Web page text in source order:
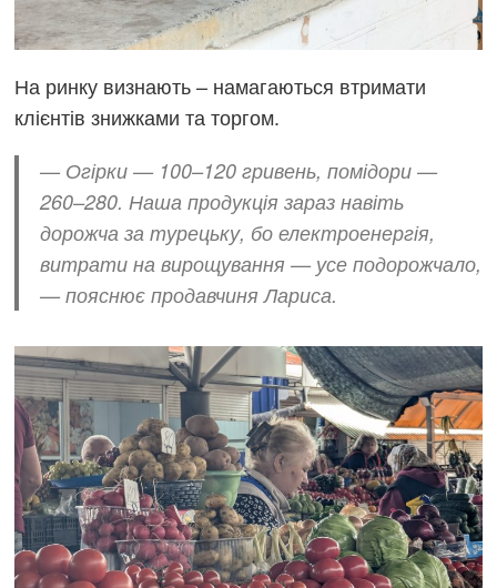
На ринку визнають – намагаються втримати
клієнтів знижками та торгом.
— Огірки — 100–120 гривень, помідори —
260–280. Наша продукція зараз навіть
дорожча за турецьку, бо електроенергія,
витрати на вирощування — усе подорожчало,
— пояснює продавчиня Лариса.